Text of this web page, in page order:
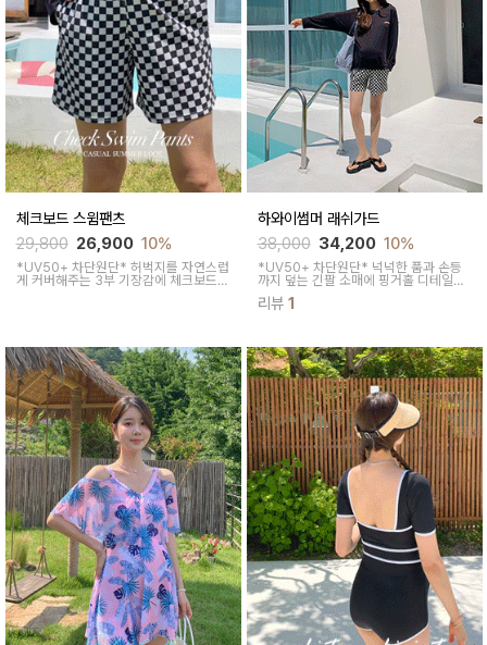
체크보드 스윔팬츠
29,800 26,900 10%
*UV50+ 차단원단* 허벅지를 자연스럽
게 커버해주는 3부 기장감에 체크보드
패턴으로 트렌디함을 더했어요
하와이썸머 래쉬가드
38,000 34,200 10%
*UV50+ 차단원단* 넉넉한 품과 손등
까지 덮는 긴팔 소매에 핑거홀 디테일로
활동성과 자외선 차단까지 챙겼어요
리뷰 1